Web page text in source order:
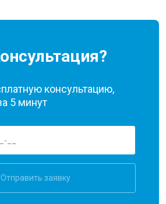
консультацию,
5 минут
Отправить заявку